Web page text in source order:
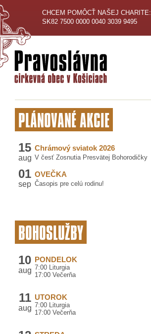
CHCEM POMÔCŤ NAŠEJ CHARITE:
SK82 7500 0000 0040 3039 9495
PLÁNOVANÉ AKCIE
15
aug
Chrámový sviatok 2026
V česť Zosnutia Presvätej Bohorodičky
01
sep
OVEČKA
Časopis pre celú rodinu!
BOHOSLUŽBY
10
aug
PONDELOK
7:00 Liturgia
17:00 Večerňa
11
aug
UTOROK
7:00 Liturgia
17:00 Večerňa